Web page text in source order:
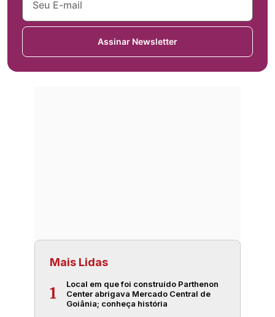
Assinar Newsletter
Mais Lidas
1
Local em que foi construído Parthenon
Center abrigava Mercado Central de
Goiânia; conheça história